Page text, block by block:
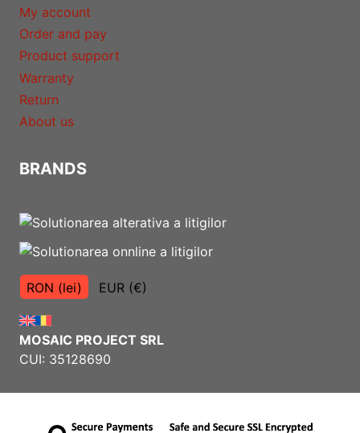
My account
Order and pay
Product support
Warranty
Return
About us
BRANDS
RON (lei) EUR (€)
MOSAIC PROJECT SRL
CUI: 35128690